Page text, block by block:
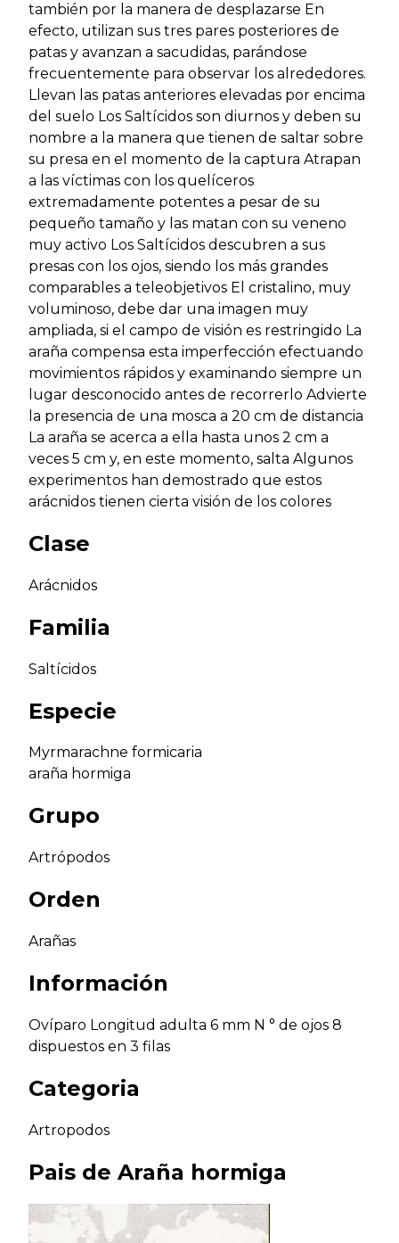
también por la manera de desplazarse En
efecto, utilizan sus tres pares posteriores de
patas y avanzan a sacudidas, parándose
frecuentemente para observar los alrededores.
Llevan las patas anteriores elevadas por encima
del suelo Los Saltícidos son diurnos y deben su
nombre a la manera que tienen de saltar sobre
su presa en el momento de la captura Atrapan
a las víctimas con los quelíceros
extremadamente potentes a pesar de su
pequeño tamaño y las matan con su veneno
muy activo Los Saltícidos descubren a sus
presas con los ojos, siendo los más grandes
comparables a teleobjetivos El cristalino, muy
voluminoso, debe dar una imagen muy
ampliada, si el campo de visión es restringido La
araña compensa esta imperfección efectuando
movimientos rápidos y examinando siempre un
lugar desconocido antes de recorrerlo Advierte
la presencia de una mosca a 20 cm de distancia
La araña se acerca a ella hasta unos 2 cm a
veces 5 cm y, en este momento, salta Algunos
experimentos han demostrado que estos
arácnidos tienen cierta visión de los colores
Clase
Arácnidos
Familia
Saltícidos
Especie
Myrmarachne formicaria
araña hormiga
Grupo
Artrópodos
Orden
Arañas
Información
Ovíparo Longitud adulta 6 mm N ° de ojos 8
dispuestos en 3 filas
Categoria
Artropodos
Pais de Araña hormiga